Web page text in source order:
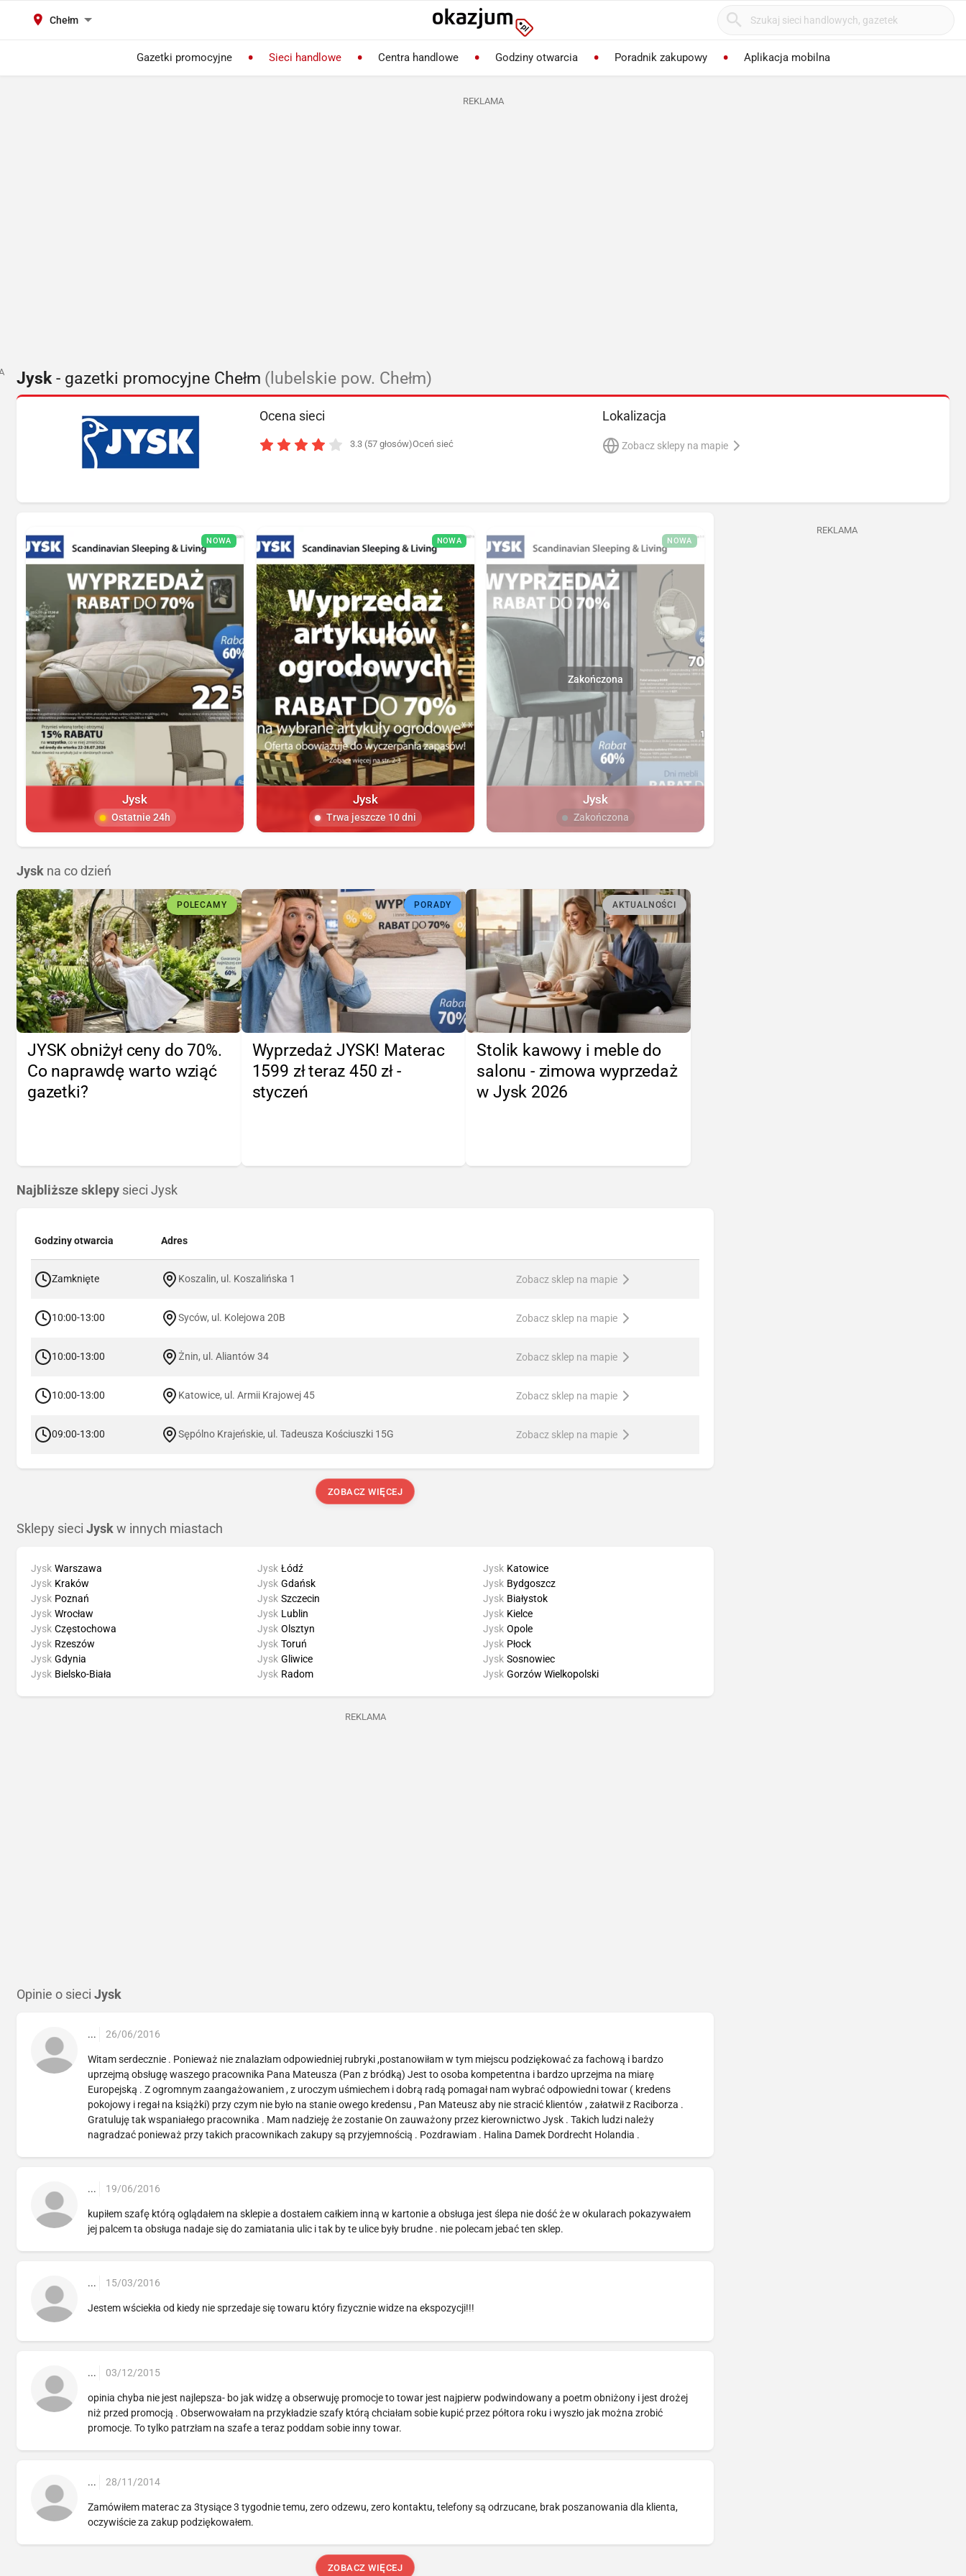
Chełm
Gazetki promocyjne Sieci handlowe Centra handlowe Godziny otwarcia Poradnik zakupowy Aplikacja mobilna
REKLAMA
Jysk- gazetki promocyjne Chełm (lubelskie pow. Chełm)
Ocena sieci
3.3 (57 głosów)Oceń sieć
Lokalizacja
Zobacz sklepy na mapie
NOWA
Jysk
Ostatnie 24h
NOWA
Jysk
Trwa jeszcze 10 dni
NOWA
Jysk
Zakończona
Jysk na co dzień
POLECAMY
JYSK obniżył ceny do 70%.
Co naprawdę warto wziąć
gazetki?
PORADY
Wyprzedaż JYSK! Materac
1599 zł teraz 450 zł -
styczeń
AKTUALNOŚCI
Stolik kawowy i meble do
salonu - zimowa wyprzedaż
w Jysk 2026
Najbliższe sklepy sieci Jysk
Godziny otwarcia Adres
Zamknięte Koszalin, ul. Koszalińska 1 Zobacz sklep na mapie
10:00-13:00 Syców, ul. Kolejowa 20B Zobacz sklep na mapie
10:00-13:00 Żnin, ul. Aliantów 34 Zobacz sklep na mapie
10:00-13:00 Katowice, ul. Armii Krajowej 45 Zobacz sklep na mapie
09:00-13:00 Sępólno Krajeńskie, ul. Tadeusza Kościuszki 15G Zobacz sklep na mapie
ZOBACZ WIĘCEJ
Sklepy sieci Jysk w innych miastach
Jysk Warszawa
Jysk Kraków
Jysk Poznań
Jysk Wrocław
Jysk Łódź
Jysk Gdańsk
Jysk Szczecin
Jysk Lublin
Jysk Katowice
Jysk Bydgoszcz
Jysk Białystok
Jysk Kielce
Jysk Częstochowa
Jysk Rzeszów
Jysk Gdynia
Jysk Bielsko-Biała
Jysk Olsztyn
Jysk Toruń
Jysk Gliwice
Jysk Radom
Jysk Opole
Jysk Płock
Jysk Sosnowiec
Jysk Gorzów Wielkopolski
REKLAMA
Opinie o sieci Jysk
... 26/06/2016
Witam serdecznie . Ponieważ nie znalazłam odpowiedniej rubryki ,postanowiłam w tym miejscu podziękować za fachową i bardzo
uprzejmą obsługę waszego pracownika Pana Mateusza (Pan z bródką) Jest to osoba kompetentna i bardzo uprzejma na miarę
Europejską . Z ogromnym zaangażowaniem , z uroczym uśmiechem i dobrą radą pomagał nam wybrać odpowiedni towar ( kredens
pokojowy i regał na książki) przy czym nie było na stanie owego kredensu , Pan Mateusz aby nie stracić klientów , załatwił z Raciborza .
Gratuluję tak wspaniałego pracownika . Mam nadzieję że zostanie On zauważony przez kierownictwo Jysk . Takich ludzi należy
nagradzać ponieważ przy takich pracownikach zakupy są przyjemnością . Pozdrawiam . Halina Damek Dordrecht Holandia .
... 19/06/2016
kupiłem szafę którą oglądałem na sklepie a dostałem całkiem inną w kartonie a obsługa jest ślepa nie dość że w okularach pokazywałem
jej palcem ta obsługa nadaje się do zamiatania ulic i tak by te ulice były brudne . nie polecam jebać ten sklep.
... 15/03/2016
Jestem wściekła od kiedy nie sprzedaje się towaru który fizycznie widze na ekspozycji!!!
... 03/12/2015
opinia chyba nie jest najlepsza- bo jak widzę a obserwuję promocje to towar jest najpierw podwindowany a poetm obniżony i jest drożej
niż przed promocją . Obserwowałam na przykładzie szafy którą chciałam sobie kupić przez półtora roku i wyszło jak można zrobić
promocje. To tylko patrzłam na szafe a teraz poddam sobie inny towar.
... 28/11/2014
Zamówiłem materac za 3tysiące 3 tygodnie temu, zero odzewu, zero kontaktu, telefony są odrzucane, brak poszanowania dla klienta,
oczywiście za zakup podziękowałem.
ZOBACZ WIĘCEJ
REKLAMA